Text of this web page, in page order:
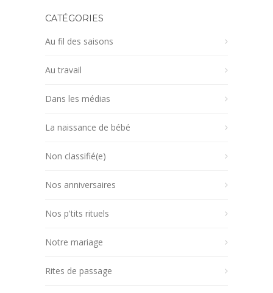
CATÉGORIES
Au fil des saisons
Au travail
Dans les médias
La naissance de bébé
Non classifié(e)
Nos anniversaires
Nos p'tits rituels
Notre mariage
Rites de passage